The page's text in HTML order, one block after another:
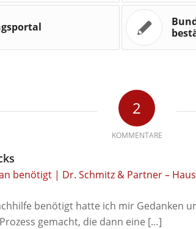
2
KOMMENTARE
benötigt | Dr. Schmitz & Partner –
benötigt hatte ich mir Gedanken
gemacht, die dann eine […]